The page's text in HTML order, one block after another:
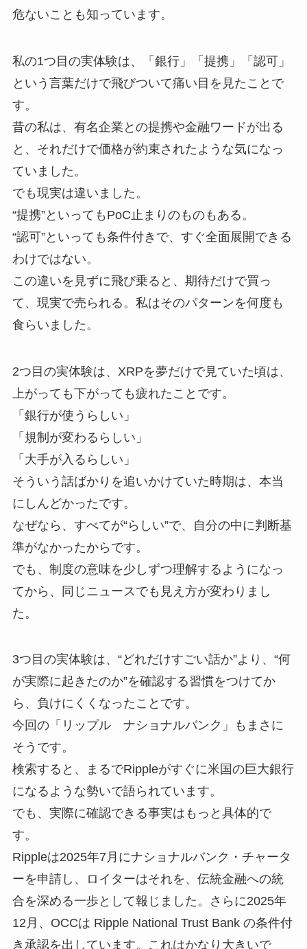
危ないことも知っています。
私の1つ目の実体験は、「銀行」「提携」「認可」
という言葉だけで飛びついて痛い目を見たことで
す。
昔の私は、有名企業との提携や金融ワードが出る
と、それだけで価格が約束されたような気になっ
ていました。
でも現実は違いました。
“提携”といってもPoC止まりのものもある。
“認可”といっても条件付きで、すぐ全面展開できる
わけではない。
この違いを見ずに飛び乗ると、期待だけで買っ
て、現実で売られる。私はそのパターンを何度も
食らいました。
2つ目の実体験は、XRPを夢だけで見ていた頃は、
上がっても下がっても疲れたことです。
「銀行が使うらしい」
「規制が変わるらしい」
「大手が入るらしい」
そういう話ばかりを追いかけていた時期は、本当
にしんどかったです。
なぜなら、すべてが“らしい”で、自分の中に判断基
準がなかったからです。
でも、制度の意味を少しずつ理解するようになっ
てから、同じニュースでも見え方が変わりまし
た。
3つ目の実体験は、“どれだけすごい話か”より、“何
が実際に起きたのか”を確認する習慣をつけてか
ら、負けにくくなったことです。
今回の「リップル ナショナルバンク」もまさに
そうです。
検索すると、まるでRippleがすぐに米国の巨大銀行
になるような勢いで語られています。
でも、実際に確認できる事実はもっと具体的で
す。
Rippleは2025年7月にナショナルバンク・チャータ
ーを申請し、ロイターはそれを、伝統金融への統
合を深める一歩として報じました。さらに2025年
12月、OCCは Ripple National Trust Bank の条件付
き承認を出しています。これはかなり大きいで